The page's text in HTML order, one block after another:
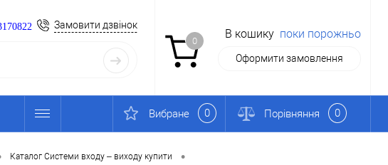
Замовити дзвінок
0
В кошику поки порожньо
Оформити замовлення
Вибране 0 Порівняння 0
Каталог Системи входу – виходу купити •